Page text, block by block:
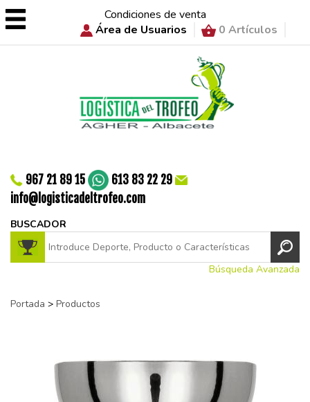
Condiciones de venta
Área de Usuarios
0 Artículos
967 21 89 15
613 83 22 29
info@logisticadeltrofeo.com
BUSCADOR
Búsqueda Avanzada
Portada > Productos